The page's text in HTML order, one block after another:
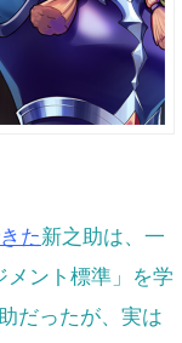
た新之助は、一
メント標準」を学
だったが、実は